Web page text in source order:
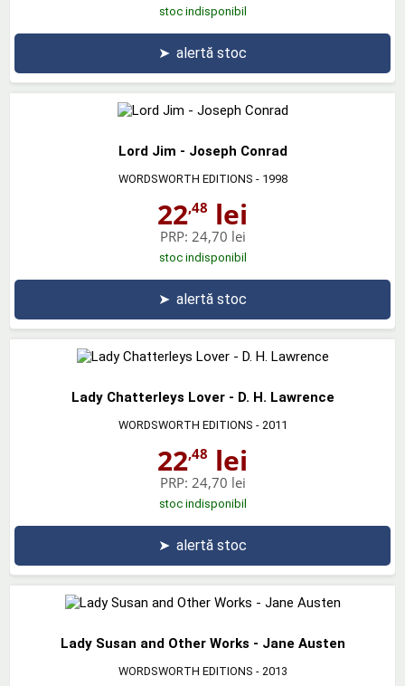
stoc indisponibil
➤ alertă stoc
Lord Jim - Joseph Conrad
WORDSWORTH EDITIONS - 1998
22,48 lei
PRP: 24,70 lei
stoc indisponibil
➤ alertă stoc
Lady Chatterleys Lover - D. H. Lawrence
WORDSWORTH EDITIONS - 2011
22,48 lei
PRP: 24,70 lei
stoc indisponibil
➤ alertă stoc
Lady Susan and Other Works - Jane Austen
WORDSWORTH EDITIONS - 2013